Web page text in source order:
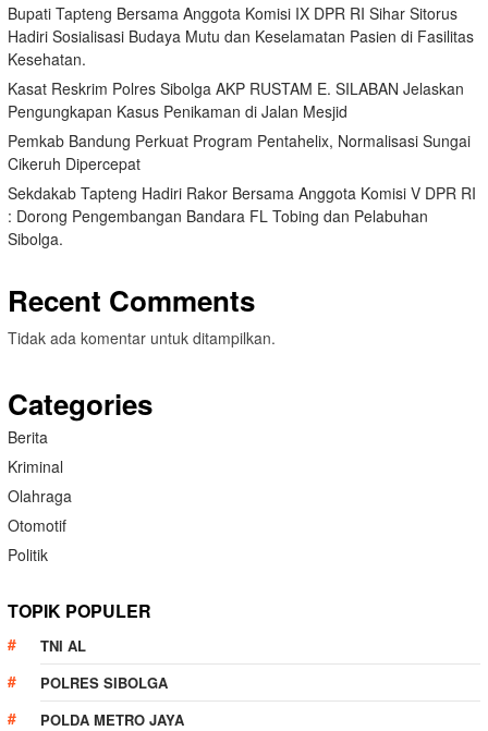
Bupati Tapteng Bersama Anggota Komisi IX DPR RI Sihar Sitorus
Hadiri Sosialisasi Budaya Mutu dan Keselamatan Pasien di Fasilitas
Kesehatan.
Kasat Reskrim Polres Sibolga AKP RUSTAM E. SILABAN Jelaskan
Pengungkapan Kasus Penikaman di Jalan Mesjid
Pemkab Bandung Perkuat Program Pentahelix, Normalisasi Sungai
Cikeruh Dipercepat
Sekdakab Tapteng Hadiri Rakor Bersama Anggota Komisi V DPR RI
: Dorong Pengembangan Bandara FL Tobing dan Pelabuhan
Sibolga.
Recent Comments
Tidak ada komentar untuk ditampilkan.
Categories
Berita
Kriminal
Olahraga
Otomotif
Politik
TOPIK POPULER
TNI AL
POLRES SIBOLGA
POLDA METRO JAYA